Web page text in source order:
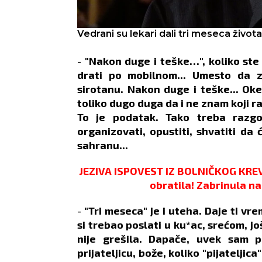
Vedrani su lekari dali tri meseca života
- "Nakon duge i teške…", koliko
drati po mobilnom... Umesto da
sirotanu. Nakon duge i teške...
toliko dugo duga da i ne znam koji
To je podatak. Tako treba
organizovati, opustiti, shvatiti da
sahranu...
JEZIVA ISPOVEST IZ BOLNIČKOG
obratila! Zabrinula
- "Tri meseca" je i uteha. Daje ti
si trebao poslati u ku*ac, srećom,
nije grešila. Dapače, uvek sam
prijateljicu, bože, koliko
osećate.